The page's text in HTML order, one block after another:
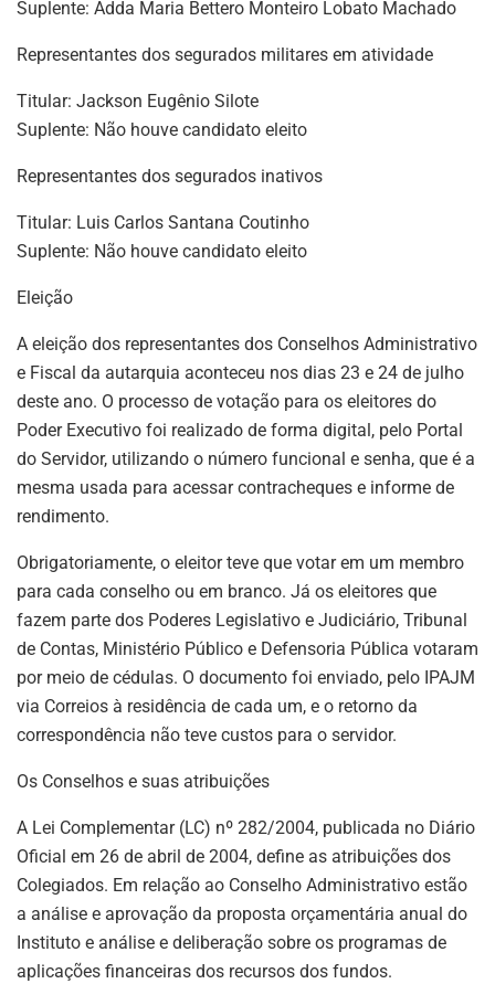
Suplente: Adda Maria Bettero Monteiro Lobato Machado
Representantes dos segurados militares em atividade
Titular: Jackson Eugênio Silote
Suplente: Não houve candidato eleito
Representantes dos segurados inativos
Titular: Luis Carlos Santana Coutinho
Suplente: Não houve candidato eleito
Eleição
A eleição dos representantes dos Conselhos Administrativo
e Fiscal da autarquia aconteceu nos dias 23 e 24 de julho
deste ano. O processo de votação para os eleitores do
Poder Executivo foi realizado de forma digital, pelo Portal
do Servidor, utilizando o número funcional e senha, que é a
mesma usada para acessar contracheques e informe de
rendimento.
Obrigatoriamente, o eleitor teve que votar em um membro
para cada conselho ou em branco. Já os eleitores que
fazem parte dos Poderes Legislativo e Judiciário, Tribunal
de Contas, Ministério Público e Defensoria Pública votaram
por meio de cédulas. O documento foi enviado, pelo IPAJM
via Correios à residência de cada um, e o retorno da
correspondência não teve custos para o servidor.
Os Conselhos e suas atribuições
A Lei Complementar (LC) nº 282/2004, publicada no Diário
Oficial em 26 de abril de 2004, define as atribuições dos
Colegiados. Em relação ao Conselho Administrativo estão
a análise e aprovação da proposta orçamentária anual do
Instituto e análise e deliberação sobre os programas de
aplicações financeiras dos recursos dos fundos.